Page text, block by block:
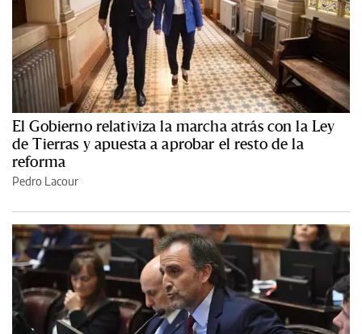
El Gobierno relativiza la marcha atrás con la Ley
de Tierras y apuesta a aprobar el resto de la
reforma
Pedro Lacour